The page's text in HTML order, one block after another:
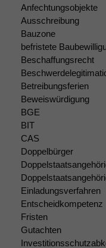
Anfechtungsobjekte
Ausschreibung
Bauzone
befristete
Beschaffungsrecht
Betreibungsferien
Beweiswürdigung
BGE
BIT
CAS
Doppelbürger
Einladungsverfahren
Entscheidkompetenz
Fristen
Gutachten